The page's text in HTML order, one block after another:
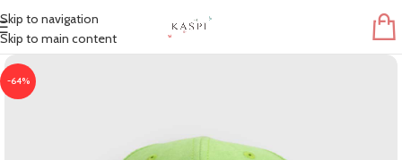
Skip to navigation
Skip to main content
-64%